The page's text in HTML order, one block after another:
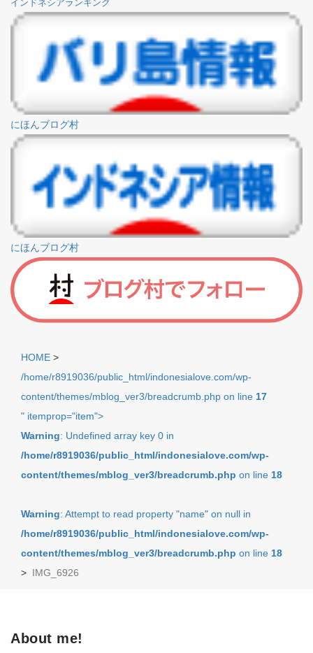
インドネシアランキング
にほんブログ村
にほんブログ村
HOME >
/home/r8919036/public_html/indonesialove.com/wp-
content/themes/mblog_ver3/breadcrumb.php on line 17
" itemprop="item">
Warning: Undefined array key 0 in
/home/r8919036/public_html/indonesialove.com/wp-
content/themes/mblog_ver3/breadcrumb.php on line 18
Warning: Attempt to read property "name" on null in
/home/r8919036/public_html/indonesialove.com/wp-
content/themes/mblog_ver3/breadcrumb.php on line 18
> IMG_6926
About me!